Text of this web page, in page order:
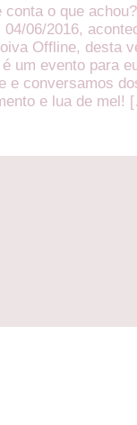
o que
06/2016,
Offline, desta
um evento para
e conversamos
e lua de mel!